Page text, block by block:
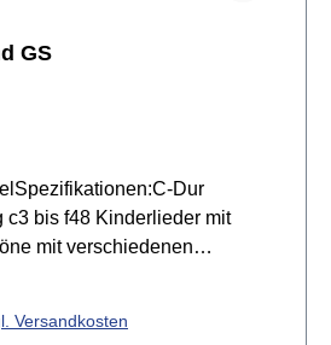
GS
Dur
c3 bis f48 Kinderlieder mit
mit verschiedenen
aus gelbem Kunststoff
und fis3 und bb3inkl. 1
Versandkosten